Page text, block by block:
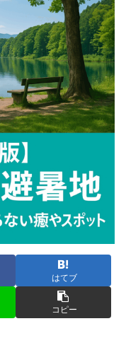
はてブ
コピー